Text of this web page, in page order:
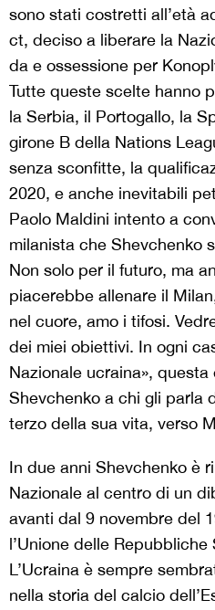
sono stati costretti all’età
ct, deciso a liberare la
da e ossessione per
Tutte queste scelte hanno
la Serbia, il Portogallo, la
girone B della Nations
senza sconfitte, la
2020, e anche inevitabili
Paolo Maldini intento a
milanista che Shevchenko
Non solo per il futuro, ma
piacerebbe allenare il
nel cuore, amo i tifosi.
dei miei obiettivi. In ogni
Nazionale ucraina»,
Shevchenko a chi gli parla
terzo della sua vita, verso
In due anni Shevchenko è
Nazionale al centro di un
avanti dal 9 novembre del
l’Unione delle
L’Ucraina è sempre
nella storia del calcio